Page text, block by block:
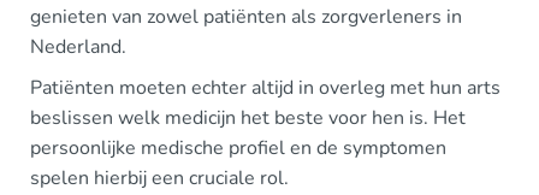
genieten van zowel patiënten als zorgverleners in
Nederland.
Patiënten moeten echter altijd in overleg met hun arts
beslissen welk medicijn het beste voor hen is. Het
persoonlijke medische profiel en de symptomen
spelen hierbij een cruciale rol.